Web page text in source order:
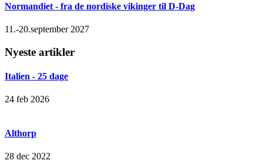
Normandiet - fra de nordiske vikinger til D-Dag
11.-20.september 2027
Nyeste artikler
Italien - 25 dage
24 feb 2026
Althorp
28 dec 2022